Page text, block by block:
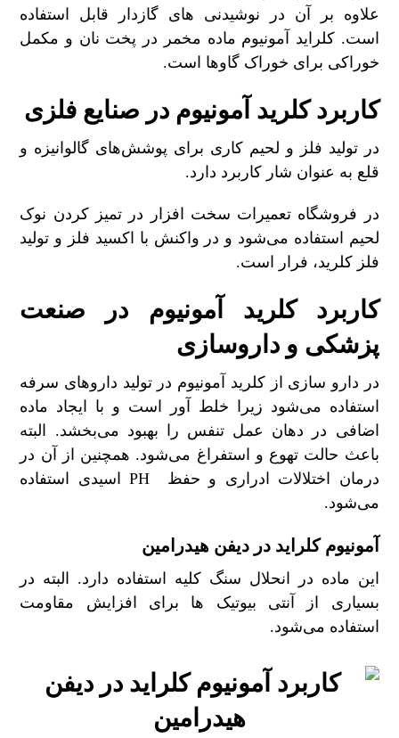
علاوه بر آن در نوشیدنی های گازدار قابل استفاده
است. کلراید آمونیوم ماده مخمر در پخت نان و مکمل
خوراکی برای خوراک گاوها است.
کاربرد کلرید آمونیوم در صنایع فلزی
در تولید فلز و لحیم کاری برای پوشش‌های گالوانیزه و
قلع به عنوان شار کاربرد دارد.
در فروشگاه تعمیرات سخت افزار در تمیز کردن نوک
لحیم استفاده می‌شود و در واکنش با اکسید فلز و تولید
فلز کلرید، فرار است.
کاربرد کلرید آمونیوم در صنعت
پزشکی و داروسازی
در دارو سازی از کلرید آمونیوم در تولید داروهای سرفه
استفاده می‌شود زیرا خلط آور است و با ایجاد ماده
اضافی در دهان عمل تنفس را بهبود می‌بخشد. البته
باعث حالت تهوع و استفراغ می‌شود. همچنین از آن در
درمان اختلالات ادراری و حفظ PH اسیدی استفاده
می‌شود.
آمونیوم کلراید در دیفن هیدرامین
این ماده در انحلال سنگ کلیه استفاده دارد. البته در
بسیاری از آنتی بیوتیک ها برای افزایش مقاومت
استفاده می‌شود.